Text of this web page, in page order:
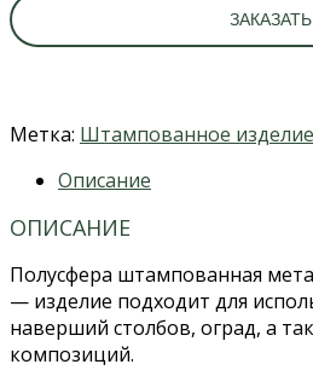
ЗАКАЗАТЬ
Метка: Штампованное изделие
Описание
ОПИСАНИЕ
Полусфера штампованная
— изделие подходит для
наверший столбов, оград, а
композиций.